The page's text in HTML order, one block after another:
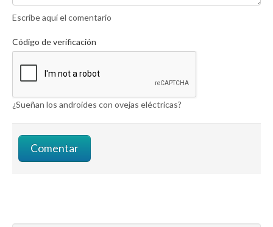
Escribe aquí el comentario
Código de verificación
¿Sueñan los androides con ovejas eléctricas?